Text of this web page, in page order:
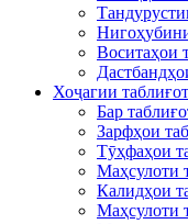
Воситаҳои
Хоҷагии
Бар
Зарфҳои
Тӯҳфаҳои
Маҳсулоти
Калидҳои
Маҳсулоти